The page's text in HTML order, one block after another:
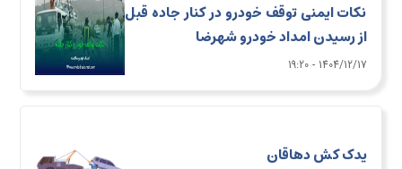
نکات ایمنی توقف خودرو در کنار جاده قبل
از رسیدن امداد خودرو شهرضا
1404/12/17 - 19:20
یدک کش دهاقان